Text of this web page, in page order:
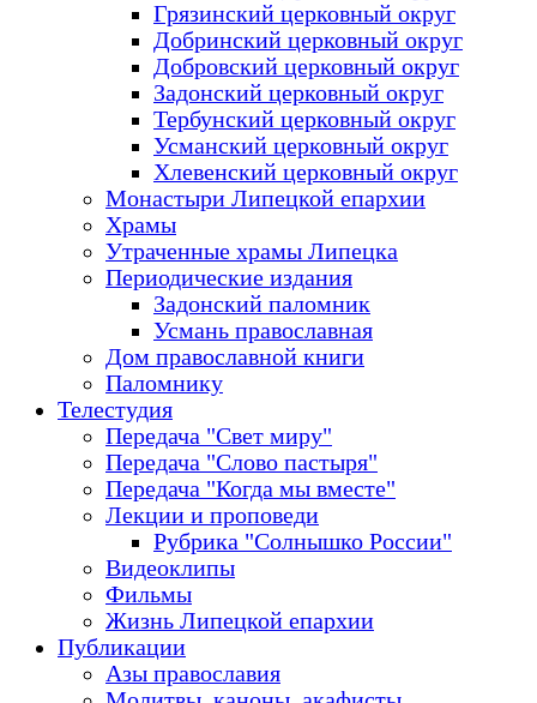
Грязинский церковный округ
Добринский церковный округ
Добровский церковный округ
Задонский церковный округ
Тербунский церковный округ
Усманский церковный округ
Хлевенский церковный округ
Монастыри Липецкой епархии
Храмы
Утраченные храмы Липецка
Периодические издания
Задонский паломник
Усмань православная
Дом православной книги
Паломнику
Телестудия
Передача "Свет миру"
Передача "Слово пастыря"
Передача "Когда мы вместе"
Лекции и проповеди
Рубрика "Солнышко России"
Видеоклипы
Фильмы
Жизнь Липецкой епархии
Публикации
Азы православия